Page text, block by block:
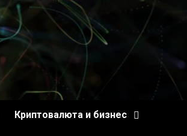
Криптовалюта и бизнес